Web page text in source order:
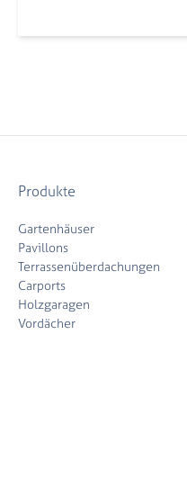
Produkte
Gartenhäuser
Pavillons
Terrassenüberdachungen
Carports
Holzgaragen
Vordächer